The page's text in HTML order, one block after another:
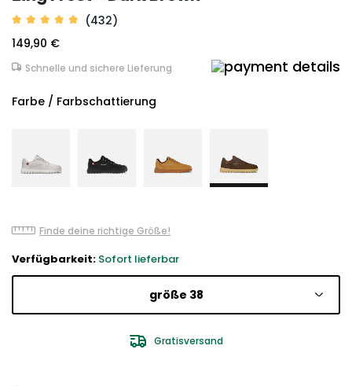
(432)
149,90 €
Schnelle und sichere Lieferung
Farbe / Farbschattierung
Finde deine richtige Größe!
Verfügbarkeit: Sofort lieferbar
größe 38
Gratisversand